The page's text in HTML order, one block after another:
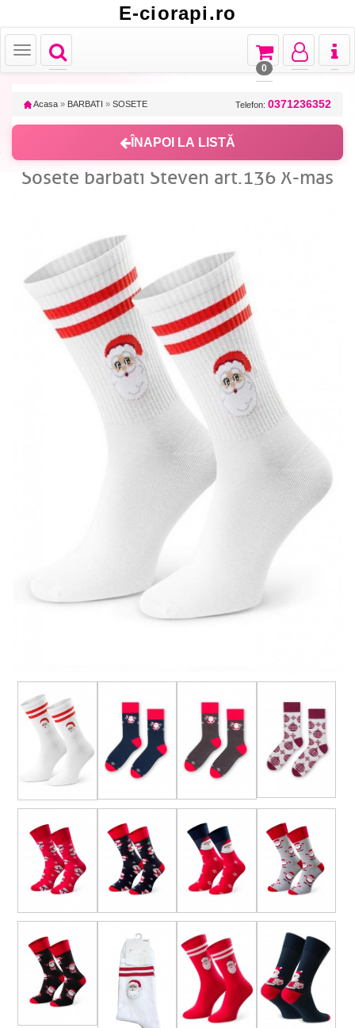
E-ciorapi.ro
Toggle
navigation
Toggle
Toggle
navigation
Toggle
navigation
Toggle
navigation
0
Acasa » BARBATI » SOSETE Telefon: 0371236352
ÎNAPOI LA LISTĂ
Sosete barbati Steven art.136 X-mas